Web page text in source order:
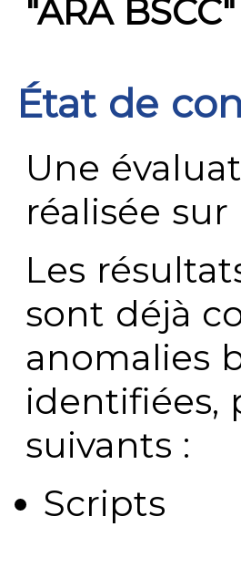
"ARA BSCC"
État de
Une
réalisée
Les
sont déjà
anomalies
identifiées,
suivants :
Scripts